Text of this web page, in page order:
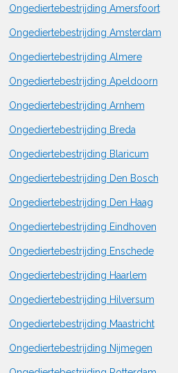
Ongediertebestrijding Amersfoort
Ongediertebestrijding Amsterdam
Ongediertebestrijding Almere
Ongediertebestrijding Apeldoorn
Ongediertebestrijding Arnhem
Ongediertebestrijding Breda
Ongediertebestrijding Blaricum
Ongediertebestrijding Den Bosch
Ongediertebestrijding Den Haag
Ongediertebestrijding Eindhoven
Ongediertebestrijding Enschede
Ongediertebestrijding Haarlem
Ongediertebestrijding Hilversum
Ongediertebestrijding Maastricht
Ongediertebestrijding Nijmegen